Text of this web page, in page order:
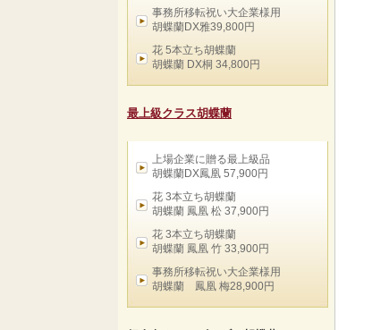
事務所移転祝い大企業様用
胡蝶蘭DX雅39,800円
花 5本立ち胡蝶蘭
胡蝶蘭 DX桐 34,800円
最上級クラス胡蝶蘭
上場企業に贈る最上級品
胡蝶蘭DX鳳凰 57,900円
花 3本立ち胡蝶蘭
胡蝶蘭 鳳凰 松 37,900円
花 3本立ち胡蝶蘭
胡蝶蘭 鳳凰 竹 33,900円
事務所移転祝い大企業様用
胡蝶蘭 鳳凰 梅28,900円